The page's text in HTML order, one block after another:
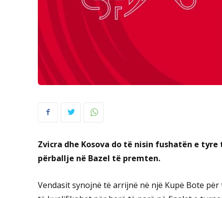
Zvicra dhe Kosova do të nisin fushatën e
përballje në Bazel të premten.
Vendasit synojnë të arrijnë në një Kupë Bote